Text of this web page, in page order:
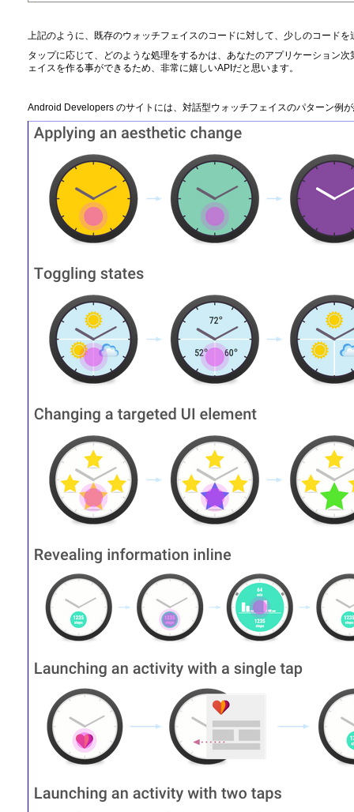
上記のように、既存のウォッチフェイスのコードに対して、少しのコード
タップに応じて、どのような処理をするかは、あなたのアプリケーション
ェイスを作る事ができるため、非常に嬉しいAPIだと思います。
Android Developers のサイトには、対話型ウォッチフェイスのパターン例